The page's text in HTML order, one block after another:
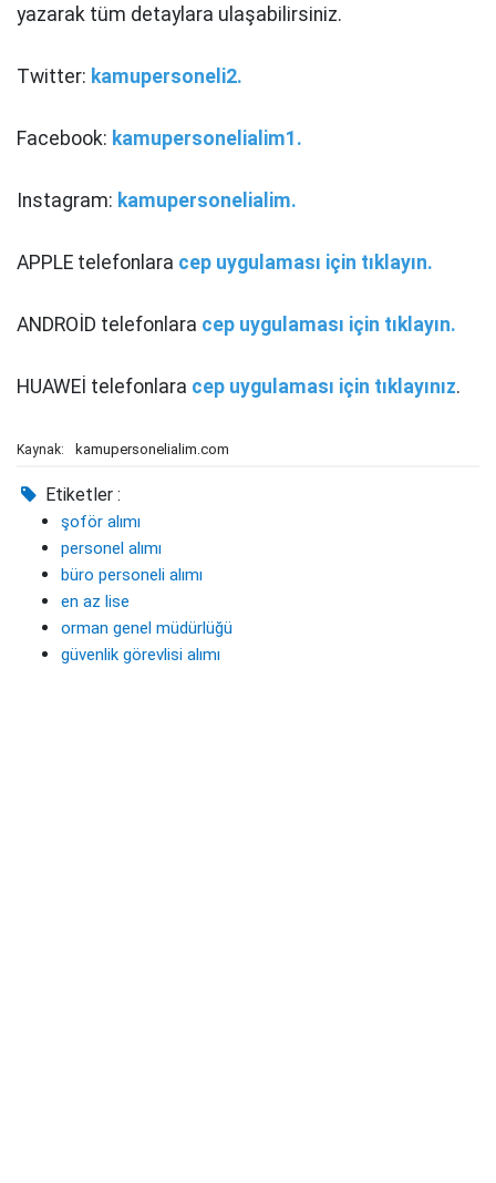
yazarak tüm detaylara ulaşabilirsiniz.
Twitter: kamupersoneli2.
Facebook: kamupersonelialim1.
Instagram: kamupersonelialim.
APPLE telefonlara cep uygulaması için tıklayın.
ANDROİD telefonlara cep uygulaması için tıklayın.
HUAWEİ telefonlara cep uygulaması için tıklayınız.
Kaynak: kamupersonelialim.com
Etiketler :
şoför alımı
personel alımı
büro personeli alımı
en az lise
orman genel müdürlüğü
güvenlik görevlisi alımı